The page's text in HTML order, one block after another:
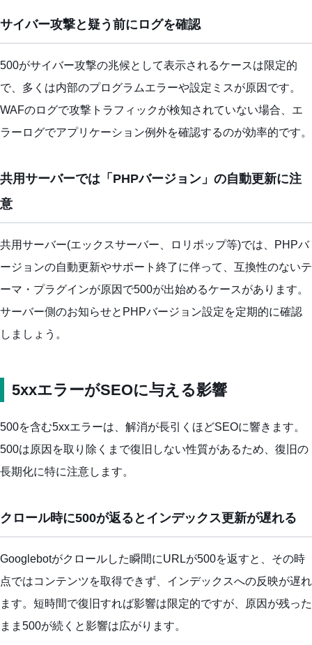
サイバー攻撃と疑う前にログを確認
500がサイバー攻撃の兆候として表示されるケースは限定的
で、多くは内部のプログラムエラーや設定ミスが原因です。
WAFのログで攻撃トラフィックが検知されていない場合、エ
ラーログでアプリケーション例外を確認するのが効率的です。
共用サーバーでは「PHPバージョン」の自動更新に注
意
共用サーバー(エックスサーバー、ロリポップ等)では、PHPバ
ージョンの自動更新やサポート終了に伴って、互換性のないテ
ーマ・プラグインが原因で500が出始めるケースがあります。
サーバー側のお知らせとPHPバージョン設定を定期的に確認
しましょう。
5xxエラーがSEOに与える影響
500を含む5xxエラーは、解消が長引くほどSEOに響きます。
500は原因を取り除くまで復旧しない性質があるため、復旧の
長期化に特に注意します。
クロール時に500が返るとインデックス更新が遅れる
Googlebotがクロールした瞬間にURLが500を返すと、その時
点ではコンテンツを取得できず、インデックスへの反映が遅れ
ます。短時間で復旧すれば影響は限定的ですが、原因が残った
まま500が続くと影響は広がります。